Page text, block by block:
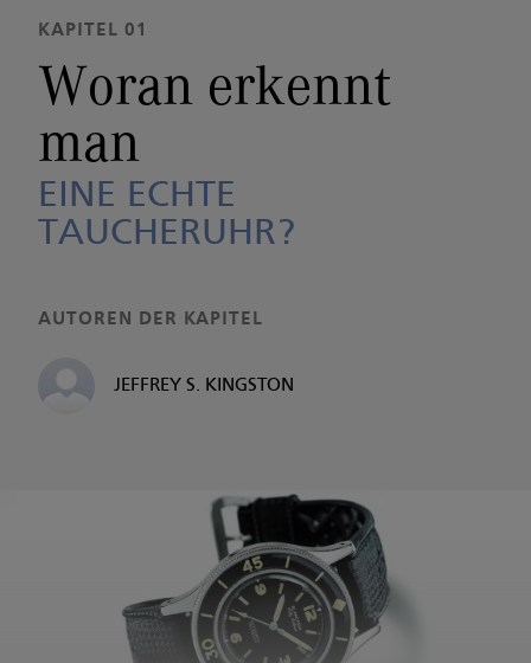
KAPITEL 01
Woran erkennt
man
EINE ECHTE
TAUCHERUHR?
AUTOREN DER KAPITEL
JEFFREY S. KINGSTON